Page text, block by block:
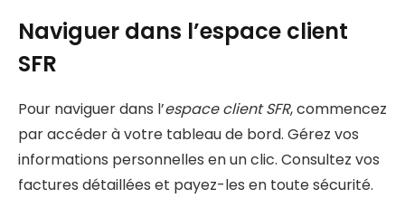
Naviguer dans l’espace client
SFR
Pour naviguer dans l’espace client SFR, commencez
par accéder à votre tableau de bord. Gérez vos
informations personnelles en un clic. Consultez vos
factures détaillées et payez-les en toute sécurité.